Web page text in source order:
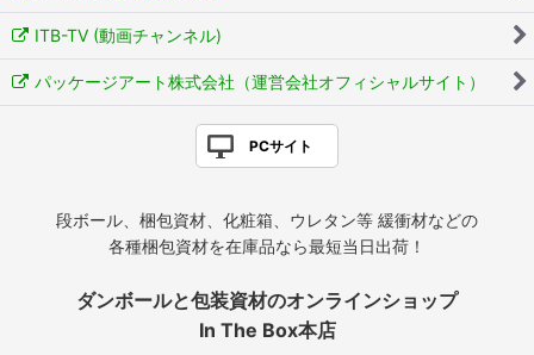
ITB-TV (動画チャンネル)
パッケージアート株式会社（運営会社オフィシャルサイト）
PCサイト
段ボール、梱包資材、化粧箱、ウレタン等 緩衝材などの
各種梱包資材を在庫品なら最短当日出荷！
ダンボールと包装資材のオンラインショップ
In The Box本店